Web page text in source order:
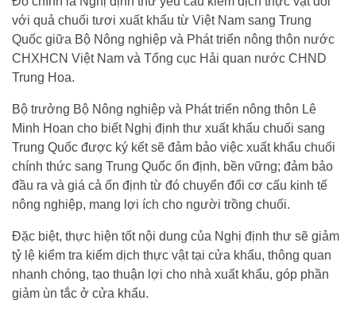
với quả chuối tươi xuất khẩu từ Việt Nam sang Trung
Quốc giữa Bộ Nông nghiệp và Phát triển nông thôn nước
CHXHCN Việt Nam và Tổng cục Hải quan nước CHND
Trung Hoa.
Bộ trưởng Bộ Nông nghiệp và Phát triển nông thôn Lê
Minh Hoan cho biết Nghị định thư xuất khẩu chuối sang
Trung Quốc được ký kết sẽ đảm bảo việc xuất khẩu chuối
chính thức sang Trung Quốc ổn định, bền vững; đảm bảo
đầu ra và giá cả ổn định từ đó chuyển đổi cơ cấu kinh tế
nông nghiệp, mang lợi ích cho người trồng chuối.
Đặc biệt, thực hiện tốt nội dung của Nghị định thư sẽ giảm
tỷ lệ kiểm tra kiểm dịch thực vật tại cửa khẩu, thông quan
nhanh chóng, tạo thuận lợi cho nhà xuất khẩu, góp phần
giảm ùn tắc ở cửa khẩu.